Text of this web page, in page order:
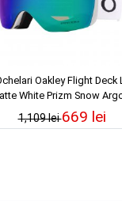
Oakley Flight Deck L
White Prizm Snow
Iridium 23/24
1,109 lei669 lei